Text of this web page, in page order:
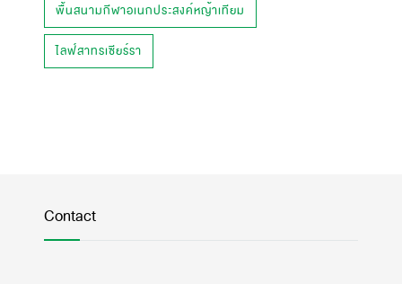
พื้นสนามกีฬาอเนกประสงค์หญ้าเทียม
ไลฟ์สาทรเซียร์รา
Contact